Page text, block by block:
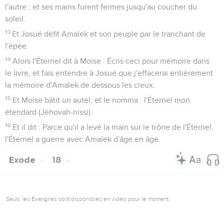
l'autre ; et ses mains furent fermes jusqu'au coucher du
soleil.
13 Et Josué défit Amalek et son peuple par le tranchant de
l'épée.
14 Alors l'Éternel dit à Moïse : Écris ceci pour mémoire dans
le livre, et fais entendre à Josué que j'effacerai entièrement
la mémoire d'Amalek de dessous les cieux.
15 Et Moïse bâtit un autel, et le nomma : l'Éternel mon
étendard (Jéhovah-nissi).
16 Et il dit : Parce qu'il a levé la main sur le trône de l'Éternel,
l'Éternel a guerre avec Amalek d'âge en âge.
Exode 18
Seuls les Évangiles sont disponibles en vidéo pour le moment.